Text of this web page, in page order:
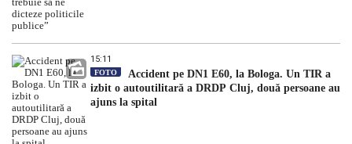
15:11
FOTO
Accident pe DN1 E60, la Bologa. Un TIR a
izbit o autoutilitară a DRDP Cluj, două persoane au
ajuns la spital